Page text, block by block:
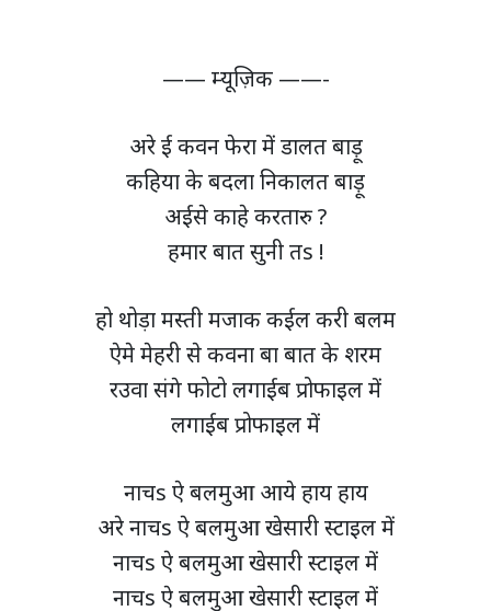
—— म्यूज़िक ——-
अरे ई कवन फेरा में डालत बाड़ू
कहिया के बदला निकालत बाड़ू
अईसे काहे करतारु ?
हमार बात सुनी तs !
हो थोड़ा मस्ती मजाक कईल करी बलम
ऐमे मेहरी से कवना बा बात के शरम
रउवा संगे फोटो लगाईब प्रोफाइल में
लगाईब प्रोफाइल में
नाचs ऐ बलमुआ आये हाय हाय
अरे नाचs ऐ बलमुआ खेसारी स्टाइल में
नाचs ऐ बलमुआ खेसारी स्टाइल में
नाचs ऐ बलमुआ खेसारी स्टाइल में